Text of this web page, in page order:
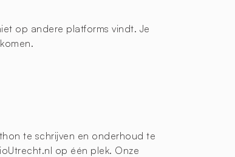
op andere platforms vindt. Je
te schrijven en onderhoud te
op één plek. Onze